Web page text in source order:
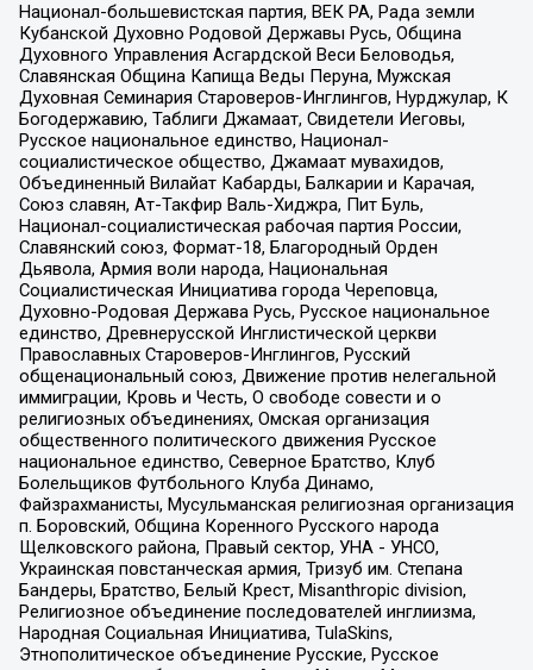
Национал-большевистская партия, ВЕК РА, Рада земли
Кубанской Духовно Родовой Державы Русь, Община
Духовного Управления Асгардской Веси Беловодья,
Славянская Община Капища Веды Перуна, Мужская
Духовная Семинария Староверов-Инглингов, Нурджулар, К
Богодержавию, Таблиги Джамаат, Свидетели Иеговы,
Русское национальное единство, Национал-
социалистическое общество, Джамаат мувахидов,
Объединенный Вилайат Кабарды, Балкарии и Карачая,
Союз славян, Ат-Такфир Валь-Хиджра, Пит Буль,
Национал-социалистическая рабочая партия России,
Славянский союз, Формат-18, Благородный Орден
Дьявола, Армия воли народа, Национальная
Социалистическая Инициатива города Череповца,
Духовно-Родовая Держава Русь, Русское национальное
единство, Древнерусской Инглистической церкви
Православных Староверов-Инглингов, Русский
общенациональный союз, Движение против нелегальной
иммиграции, Кровь и Честь, О свободе совести и о
религиозных объединениях, Омская организация
общественного политического движения Русское
национальное единство, Северное Братство, Клуб
Болельщиков Футбольного Клуба Динамо,
Файзрахманисты, Мусульманская религиозная организация
п. Боровский, Община Коренного Русского народа
Щелковского района, Правый сектор, УНА - УНСО,
Украинская повстанческая армия, Тризуб им. Степана
Бандеры, Братство, Белый Крест, Misanthropic division,
Религиозное объединение последователей инглиизма,
Народная Социальная Инициатива, TulaSkins,
Этнополитическое объединение Русские, Русское